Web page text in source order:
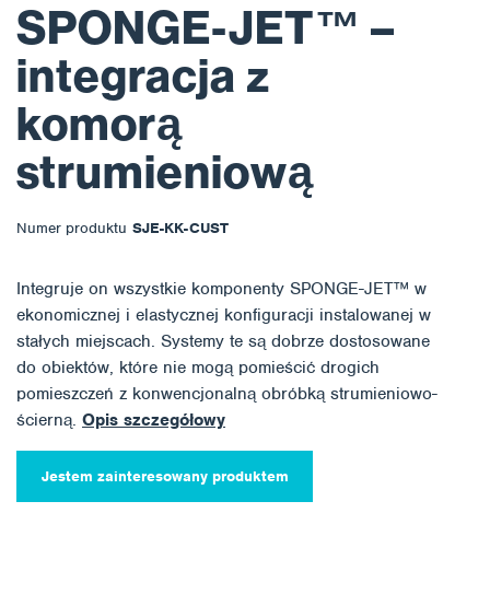
SPONGE-JET™ –
integracja z
komorą
strumieniową
Numer produktu SJE-KK-CUST
Integruje on wszystkie komponenty SPONGE-JET™ w
ekonomicznej i elastycznej konfiguracji instalowanej w
stałych miejscach. Systemy te są dobrze dostosowane
do obiektów, które nie mogą pomieścić drogich
pomieszczeń z konwencjonalną obróbką strumieniowo-
ścierną. Opis szczegółowy
Jestem zainteresowany produktem